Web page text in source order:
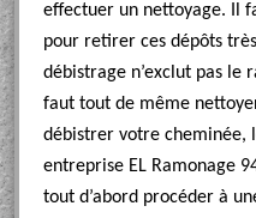
effectuer un nettoyage. Il
pour retirer ces dépôts
débistrage n’exclut pas le
faut tout de même
débistrer votre cheminée,
entreprise EL Ramonage
tout d’abord procéder à